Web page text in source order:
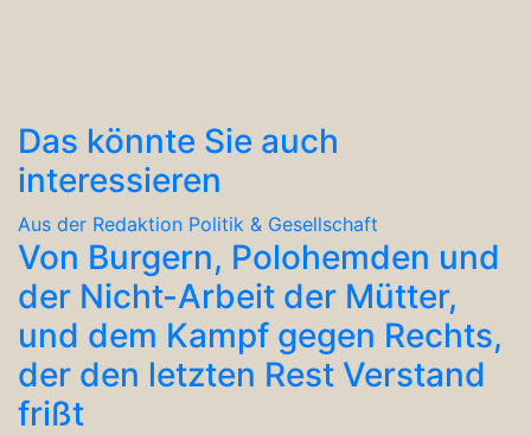
Das könnte Sie auch
interessieren
Aus der Redaktion Politik & Gesellschaft
Von Burgern, Polohemden und
der Nicht-Arbeit der Mütter,
und dem Kampf gegen Rechts,
der den letzten Rest Verstand
frißt